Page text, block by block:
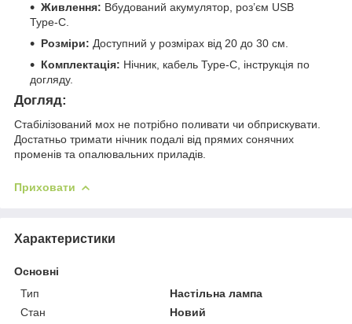
Живлення: Вбудований акумулятор, роз’єм USB
Type-C.
Розміри: Доступний у розмірах від 20 до 30 см.
Комплектація: Нічник, кабель Type-C, інструкція по
догляду.
Догляд:
Стабілізований мох не потрібно поливати чи обприскувати.
Достатньо тримати нічник подалі від прямих сонячних
променів та опалювальних приладів.
Приховати
Характеристики
Основні
Тип
Настільна лампа
Стан
Новий